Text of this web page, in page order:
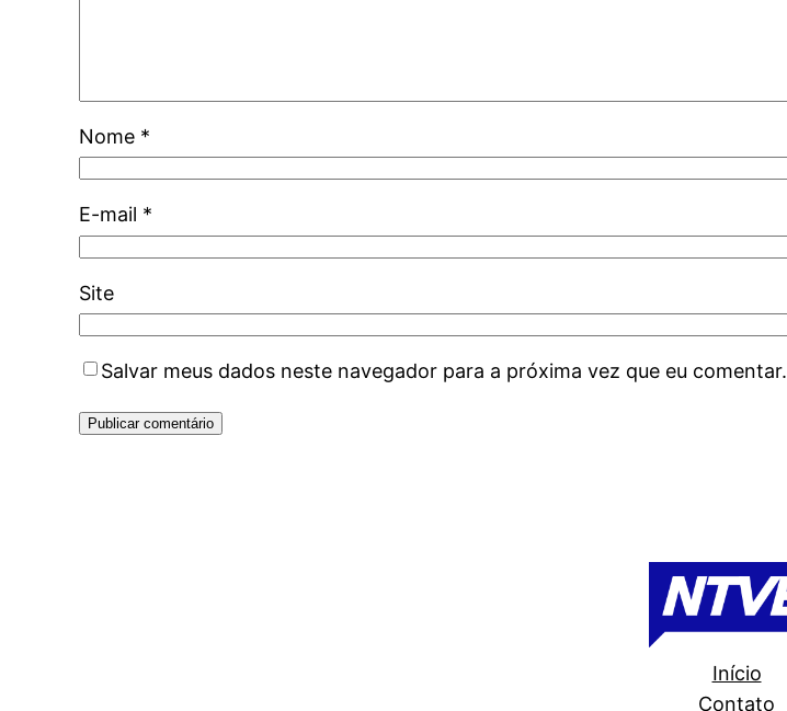
Nome *
E-mail *
Site
Salvar meus dados neste navegador para a próxima vez que eu comentar.
Início
Contato